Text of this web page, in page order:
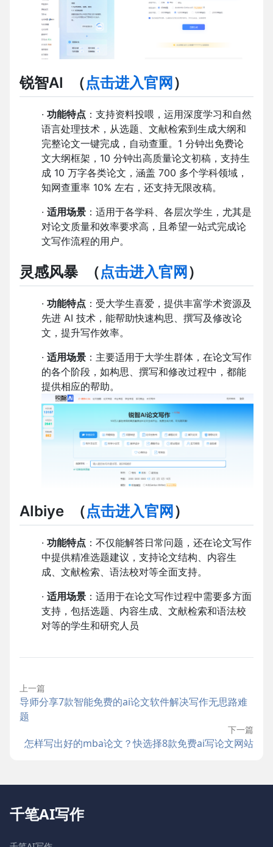
锐智AI （点击进入官网 ）
· 功能特点 ：支持资料投喂，运用深度学习和自然
语言处理技术，从选题、文献检索到生成大纲和
完整论文一键完成，自动查重。1 分钟出免费论
文大纲框架，10 分钟出高质量论文初稿，支持生
成 10 万字各类论文，涵盖 700 多个学科领域，
知网查重率 10% 左右，还支持无限改稿。
· 适用场景 ：适用于各学科、各层次学生，尤其是
对论文质量和效率要求高，且希望一站式完成论
文写作流程的用户。
灵感风暴（点击进入官网 ）
· 功能特点 ：受大学生喜爱，提供丰富学术资源及
先进 AI 技术，能帮助快速构思、撰写及修改论
文，提升写作效率。
· 适用场景 ：主要适用于大学生群体，在论文写作
的各个阶段，如构思、撰写和修改过程中，都能
提供相应的帮助。
AIbiye （点击进入官网 ）
· 功能特点 ：不仅能解答日常问题，还在论文写作
中提供精准选题建议，支持论文结构、内容生
成、文献检索、语法校对等全面支持。
· 适用场景 ：适用于在论文写作过程中需要多方面
支持，包括选题、内容生成、文献检索和语法校
对等的学生和研究人员
上一篇
导师分享7款智能免费的ai论文软件解决写作无思路难
题
下一篇
怎样写出好的mba论文？快选择8款免费ai写论文网站
千笔AI写作